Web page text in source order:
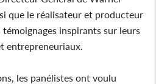
que le réalisateur et producteur
inspirants sur leurs
entrepreneuriaux.
les panélistes ont voulu